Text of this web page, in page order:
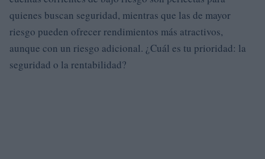
quienes buscan seguridad, mientras que las de mayor
riesgo pueden ofrecer rendimientos más atractivos,
aunque con un riesgo adicional. ¿Cuál es tu prioridad: la
seguridad o la rentabilidad?